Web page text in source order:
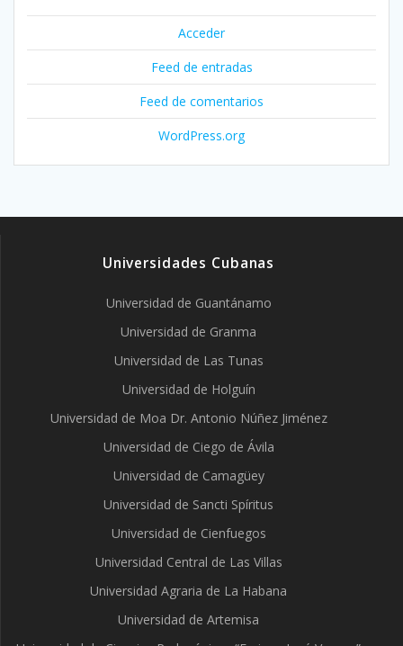
Acceder
Feed de entradas
Feed de comentarios
WordPress.org
Universidades Cubanas
Universidad de Guantánamo
Universidad de Granma
Universidad de Las Tunas
Universidad de Holguín
Universidad de Moa Dr. Antonio Núñez Jiménez
Universidad de Ciego de Ávila
Universidad de Camagüey
Universidad de Sancti Spíritus
Universidad de Cienfuegos
Universidad Central de Las Villas
Universidad Agraria de La Habana
Universidad de Artemisa